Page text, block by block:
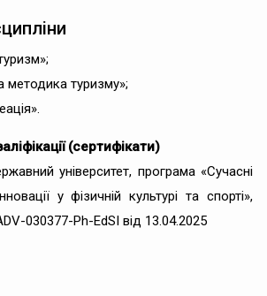
методика туризму»;
(сертифікати)
університет, програма «Сучасні
у фізичній культурі та спорті»,
030377-Ph-EdSI від 13.04.2025